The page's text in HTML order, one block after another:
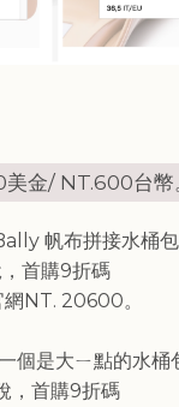
金/ NT.600台幣
帆布拼接水桶
首購9折碼
NT. 20600。
個是大ㄧ點的水桶
，首購9折碼